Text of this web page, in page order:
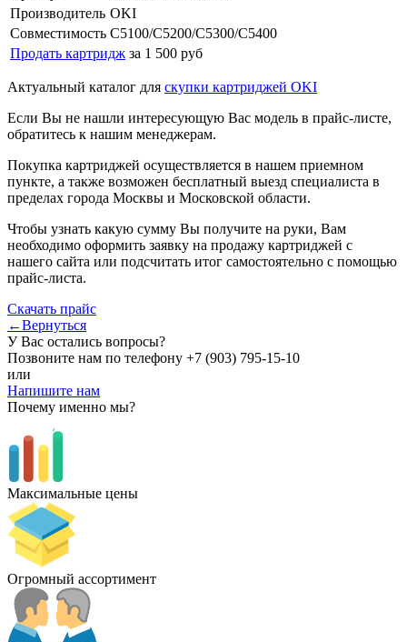
Производитель OKI
Совместимость C5100/C5200/C5300/C5400
Продать картридж за 1 500 руб
Актуальный каталог для скупки картриджей OKI
Если Вы не нашли интересующую Вас модель в прайс-листе,
обратитесь к нашим менеджерам.
Покупка картриджей осуществляется в нашем приемном
пункте, а также возможен бесплатный выезд специалиста в
пределах города Москвы и Московской области.
Чтобы узнать какую сумму Вы получите на руки, Вам
необходимо оформить заявку на продажу картриджей с
нашего сайта или подсчитать итог самостоятельно с помощью
прайс-листа.
Скачать прайс
←Вернуться
У Вас остались вопросы?
Позвоните нам по телефону +7 (903) 795-15-10
или
Напишите нам
Почему именно мы?
Максимальные цены
Огромный ассортимент